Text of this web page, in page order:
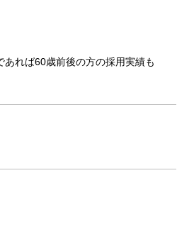
れば60歳前後の方の採用実績も